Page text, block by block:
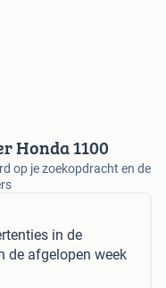
Honda 1100
op je zoekopdracht en de
in de
de afgelopen week